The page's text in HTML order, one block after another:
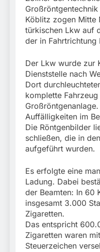
Köblitz zogen Mitte
türkischen Lkw auf
der in Fahrtrichtung
Der Lkw wurde zur
Dienststelle nach
Dort
komplette
Auffälligkeiten im
Die Röntgenbilder
schließen, die in
aufgeführt wurden.
Es erfolgte eine
Ladung. Dabei
der Beamten: In 60
insgesamt 3.000
Zigaretten.
Das entspricht
Zigaretten waren
Steuerzeichen